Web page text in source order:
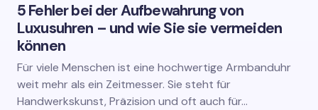
5 Fehler bei der Aufbewahrung von
Luxusuhren – und wie Sie sie vermeiden
können
Für viele Menschen ist eine hochwertige Armbanduhr
weit mehr als ein Zeitmesser. Sie steht für
Handwerkskunst, Präzision und oft auch für…